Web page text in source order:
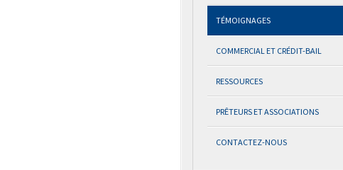
TÉMOIGNAGES
COMMERCIAL ET CRÉDIT-BAIL
RESSOURCES
PRÊTEURS ET ASSOCIATIONS
CONTACTEZ-NOUS